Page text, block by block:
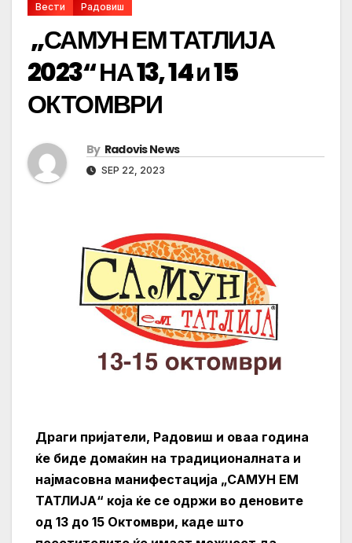
Вести Радовиш
„САМУН ЕМ ТАТЛИЈА
2023“ НА 13, 14 и 15
ОКТОМВРИ
By Radovis News
SEP 22, 2023
Драги пријатели, Радовиш и оваа година
ќе биде домаќин на традиционалната и
најмасовна манифестација „САМУН ЕМ
ТАТЛИЈА“ која ќе се одржи во деновите
од 13 до 15 Октомври, каде што